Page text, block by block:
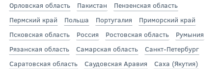
Орловская область
Пакистан
Пензенская область
Пермский край
Польша Португалия
Приморский край
Псковская область
Россия Ростовская область
Румыния
Рязанская область
Самарская область
Санкт-Петербург
Саратовская область
Саудовская Аравия
Саха (Якутия)